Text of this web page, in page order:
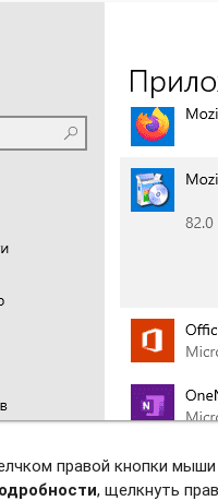
правой кнопки
, щелкнуть